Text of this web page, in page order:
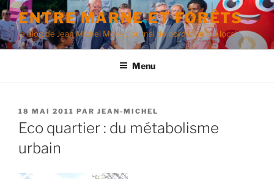
Aller
au
contenu
principal
ENTRE MARNE ET FORÊTS
le blog de Jean Michel Morer, journal de bord d'un élu local
Menu
PUBLIÉ
LE
18 MAI 2011 PAR JEAN-MICHEL
Eco quartier : du métabolisme
urbain